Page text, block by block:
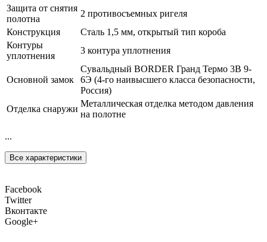
Защита от снятия
полотна
2 противосъемных ригеля
Конструкция
Сталь 1,5 мм, открытый тип короба
Контуры
уплотнения
3 контура уплотнения
Основной замок
Сувальдный BORDER Гранд Термо 3В 9-
6Э (4-го наивысшего класса безопасности,
Россия)
Отделка снаружи
Металлическая отделка методом давления
на полотне
...
Все характеристики
Facebook
Twitter
Вконтакте
Google+